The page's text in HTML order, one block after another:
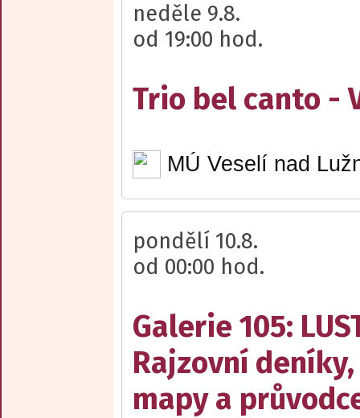
neděle 9.8.
od 19:00 hod.
Trio bel canto -
MÚ Veselí nad
pondělí 10.8.
od 00:00 hod.
Galerie 105:
Rajzovní deníky,
mapy a